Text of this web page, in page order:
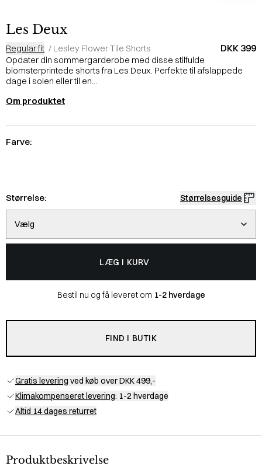
Les Deux
Regular fit / Lesley Flower Tile Shorts DKK 399
Opdater din sommergarderobe med disse stilfulde
blomsterprintede shorts fra Les Deux. Perfekte til afslappede
dage i solen eller til en...
Om produktet
Farve:
Størrelse: Størrelsesguide
Vælg
LÆG I KURV
Bestil nu og få leveret om 1-2 hverdage
FIND I BUTIK
Gratis levering ved køb over DKK 499,-
Klimakompenseret levering: 1-2 hverdage
Altid 14 dages returret
Produktbeskrivelse